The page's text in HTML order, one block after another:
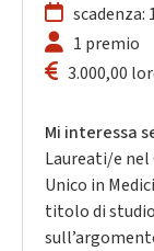
scadenza:
1 premio
3.000,00
Mi interessa
Laureati/e nel
Unico in
titolo di studio